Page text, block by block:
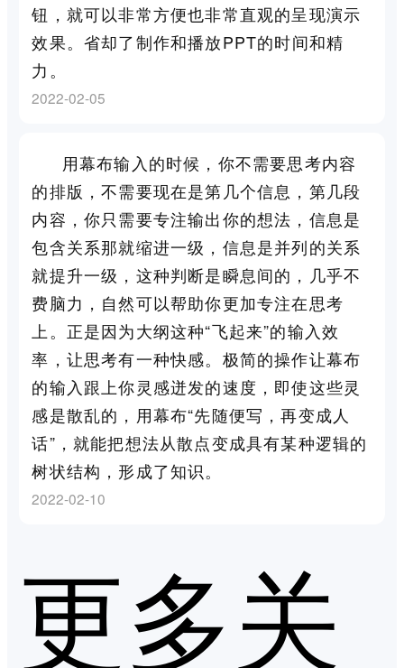
钮，就可以非常方便也非常直观的呈现演示
效果。省却了制作和播放PPT的时间和精
力。
2022-02-05
用幕布输入的时候，你不需要思考内容
的排版，不需要现在是第几个信息，第几段
内容，你只需要专注输出你的想法，信息是
包含关系那就缩进一级，信息是并列的关系
就提升一级，这种判断是瞬息间的，几乎不
费脑力，自然可以帮助你更加专注在思考
上。正是因为大纲这种“飞起来”的输入效
率，让思考有一种快感。极简的操作让幕布
的输入跟上你灵感迸发的速度，即使这些灵
感是散乱的，用幕布“先随便写，再变成人
话”，就能把想法从散点变成具有某种逻辑的
树状结构，形成了知识。
2022-02-10
更多关